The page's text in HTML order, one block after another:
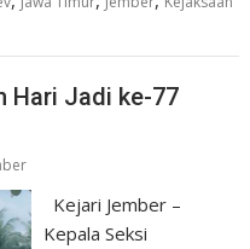
Hari Jadi ke-77
Kejari Jember –
Kepala Seksi